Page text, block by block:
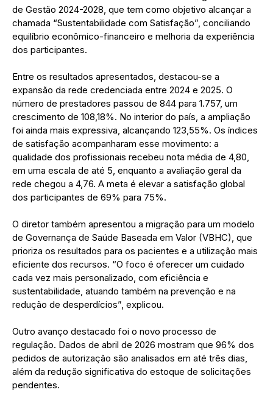
de Gestão 2024-2028, que tem como objetivo alcançar a
chamada “Sustentabilidade com Satisfação”, conciliando
equilíbrio econômico-financeiro e melhoria da experiência
dos participantes.
Entre os resultados apresentados, destacou-se a
expansão da rede credenciada entre 2024 e 2025. O
número de prestadores passou de 844 para 1.757, um
crescimento de 108,18%. No interior do país, a ampliação
foi ainda mais expressiva, alcançando 123,55%. Os índices
de satisfação acompanharam esse movimento: a
qualidade dos profissionais recebeu nota média de 4,80,
em uma escala de até 5, enquanto a avaliação geral da
rede chegou a 4,76. A meta é elevar a satisfação global
dos participantes de 69% para 75%.
O diretor também apresentou a migração para um modelo
de Governança de Saúde Baseada em Valor (VBHC), que
prioriza os resultados para os pacientes e a utilização mais
eficiente dos recursos. “O foco é oferecer um cuidado
cada vez mais personalizado, com eficiência e
sustentabilidade, atuando também na prevenção e na
redução de desperdícios”, explicou.
Outro avanço destacado foi o novo processo de
regulação. Dados de abril de 2026 mostram que 96% dos
pedidos de autorização são analisados em até três dias,
além da redução significativa do estoque de solicitações
pendentes.